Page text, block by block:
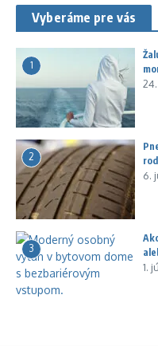
Vyberáme pre vás
1
2
6.
3
1.